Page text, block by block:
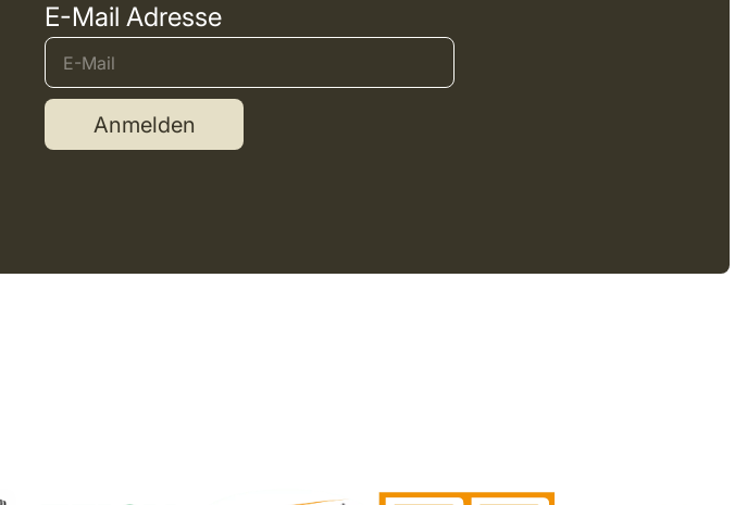
E-Mail Adresse
Anmelden